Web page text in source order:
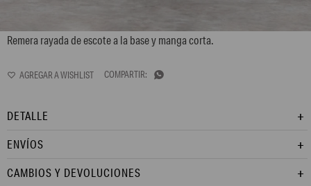
Remera rayada de escote a la base y manga corta.

DETALLE
ENVÍOS
CAMBIOS Y DEVOLUCIONES